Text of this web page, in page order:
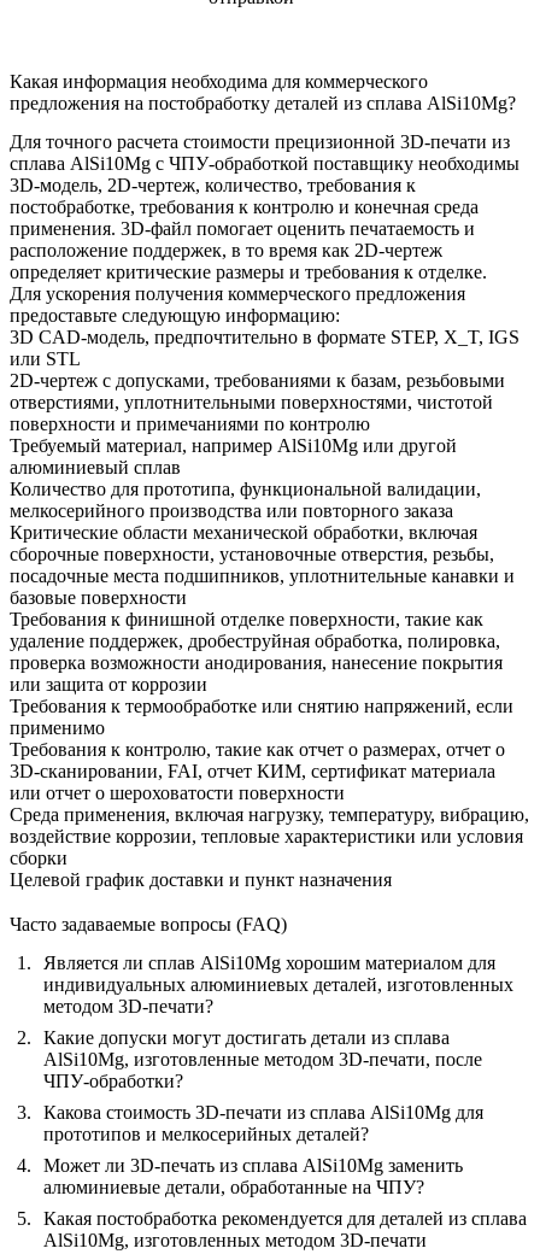
Какая информация необходима для коммерческого
предложения на постобработку деталей из сплава AlSi10Mg?
Для точного расчета стоимости прецизионной 3D-печати из
сплава AlSi10Mg с ЧПУ-обработкой поставщику необходимы
3D-модель, 2D-чертеж, количество, требования к
постобработке, требования к контролю и конечная среда
применения. 3D-файл помогает оценить печатаемость и
расположение поддержек, в то время как 2D-чертеж
определяет критические размеры и требования к отделке.
Для ускорения получения коммерческого предложения
предоставьте следующую информацию:
3D CAD-модель, предпочтительно в формате STEP, X_T, IGS
или STL
2D-чертеж с допусками, требованиями к базам, резьбовыми
отверстиями, уплотнительными поверхностями, чистотой
поверхности и примечаниями по контролю
Требуемый материал, например AlSi10Mg или другой
алюминиевый сплав
Количество для прототипа, функциональной валидации,
мелкосерийного производства или повторного заказа
Критические области механической обработки, включая
сборочные поверхности, установочные отверстия, резьбы,
посадочные места подшипников, уплотнительные канавки и
базовые поверхности
Требования к финишной отделке поверхности, такие как
удаление поддержек, дробеструйная обработка, полировка,
проверка возможности анодирования, нанесение покрытия
или защита от коррозии
Требования к термообработке или снятию напряжений, если
применимо
Требования к контролю, такие как отчет о размерах, отчет о
3D-сканировании, FAI, отчет КИМ, сертификат материала
или отчет о шероховатости поверхности
Среда применения, включая нагрузку, температуру, вибрацию,
воздействие коррозии, тепловые характеристики или условия
сборки
Целевой график доставки и пункт назначения
Часто задаваемые вопросы (FAQ)
Является ли сплав AlSi10Mg хорошим материалом для
индивидуальных алюминиевых деталей, изготовленных
методом 3D-печати?
Какие допуски могут достигать детали из сплава
AlSi10Mg, изготовленные методом 3D-печати, после
ЧПУ-обработки?
Какова стоимость 3D-печати из сплава AlSi10Mg для
прототипов и мелкосерийных деталей?
Может ли 3D-печать из сплава AlSi10Mg заменить
алюминиевые детали, обработанные на ЧПУ?
Какая постобработка рекомендуется для деталей из сплава
AlSi10Mg, изготовленных методом 3D-печати